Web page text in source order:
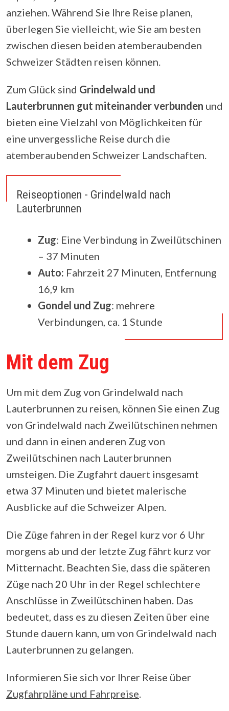
anziehen. Während Sie Ihre Reise planen,
überlegen Sie vielleicht, wie Sie am besten
zwischen diesen beiden atemberaubenden
Schweizer Städten reisen können.
Zum Glück sind Grindelwald und
Lauterbrunnen gut miteinander verbunden und
bieten eine Vielzahl von Möglichkeiten für
eine unvergessliche Reise durch die
atemberaubenden Schweizer Landschaften.
Reiseoptionen - Grindelwald nach
Lauterbrunnen
Zug: Eine Verbindung in Zweilütschinen
– 37 Minuten
Auto: Fahrzeit 27 Minuten, Entfernung
16,9 km
Gondel und Zug: mehrere
Verbindungen, ca. 1 Stunde
Mit dem Zug
Um mit dem Zug von Grindelwald nach
Lauterbrunnen zu reisen, können Sie einen Zug
von Grindelwald nach Zweilütschinen nehmen
und dann in einen anderen Zug von
Zweilütschinen nach Lauterbrunnen
umsteigen. Die Zugfahrt dauert insgesamt
etwa 37 Minuten und bietet malerische
Ausblicke auf die Schweizer Alpen.
Die Züge fahren in der Regel kurz vor 6 Uhr
morgens ab und der letzte Zug fährt kurz vor
Mitternacht. Beachten Sie, dass die späteren
Züge nach 20 Uhr in der Regel schlechtere
Anschlüsse in Zweilütschinen haben. Das
bedeutet, dass es zu diesen Zeiten über eine
Stunde dauern kann, um von Grindelwald nach
Lauterbrunnen zu gelangen.
Informieren Sie sich vor Ihrer Reise über
Zugfahrpläne und Fahrpreise.